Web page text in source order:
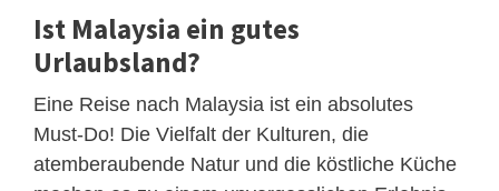
Ist Malaysia ein gutes
Urlaubsland?
Eine Reise nach Malaysia ist ein absolutes
Must-Do! Die Vielfalt der Kulturen, die
atemberaubende Natur und die köstliche Küche